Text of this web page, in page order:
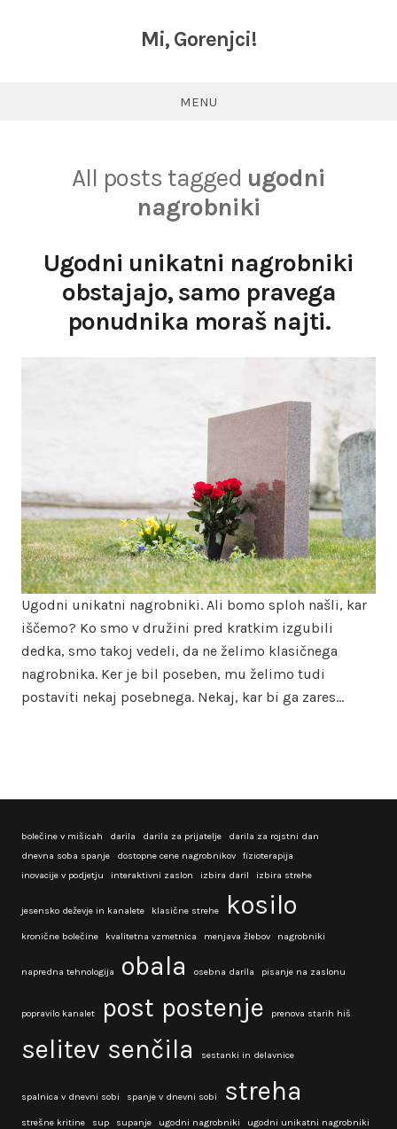
Mi, Gorenjci!
MENU
All posts tagged ugodni
nagrobniki
Ugodni unikatni nagrobniki
obstajajo, samo pravega
ponudnika moraš najti.
Ugodni unikatni nagrobniki. Ali bomo sploh našli, kar
iščemo? Ko smo v družini pred kratkim izgubili
dedka, smo takoj vedeli, da ne želimo klasičnega
nagrobnika. Ker je bil poseben, mu želimo tudi
postaviti nekaj posebnega. Nekaj, kar bi ga zares…
bolečine v mišicah darila darila za prijatelje
darila za rojstni dan
dnevna soba spanje
dostopne cene nagrobnikov
fizioterapija
inovacije v podjetju
interaktivni zaslon izbira daril izbira strehe
jesensko deževje in kanalete klasične strehe kosilo
kronične bolečine kvalitetna vzmetnica menjava žlebov nagrobniki
napredna tehnologija obala osebna darila pisanje na zaslonu
popravilo kanalet post postenje prenova starih hiš
selitev senčila sestanki in delavnice
spalnica v dnevni sobi spanje v dnevni sobi streha
strešne kritine sup supanje ugodni nagrobniki
ugodni unikatni nagrobniki